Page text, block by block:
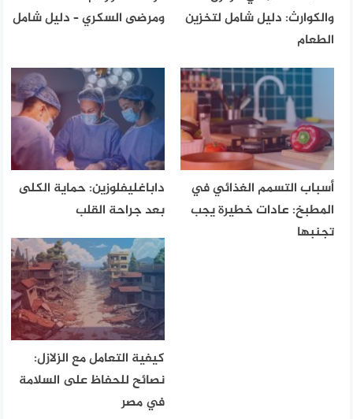
والكوارث: دليل شامل لتخزين
الطعام
ومرضى السكري – دليل شامل
أسباب التسمم الغذائي في
المطبخ: عادات خطيرة يجب
تجنبها
داباغليفلوزين: حماية الكلى
بعد جراحة القلب
كيفية التعامل مع الزلازل:
نصائح للحفاظ على السلامة
في مصر